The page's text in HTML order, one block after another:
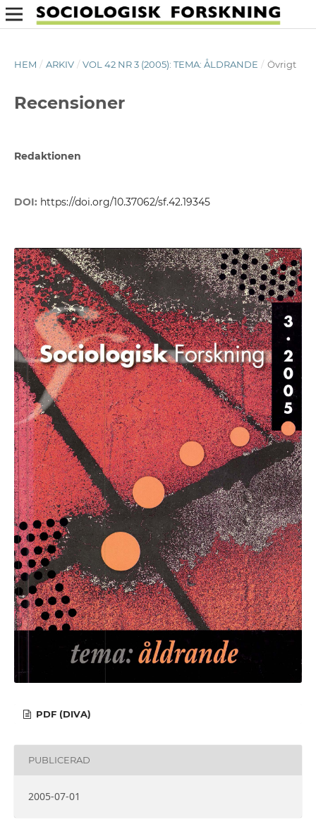
HEM / ARKIV / VOL 42 NR 3 (2005): TEMA: ÅLDRANDE / Övrigt
Recensioner
Redaktionen
DOI: https://doi.org/10.37062/sf.42.19345
PDF (DIVA)
PUBLICERAD
2005-07-01